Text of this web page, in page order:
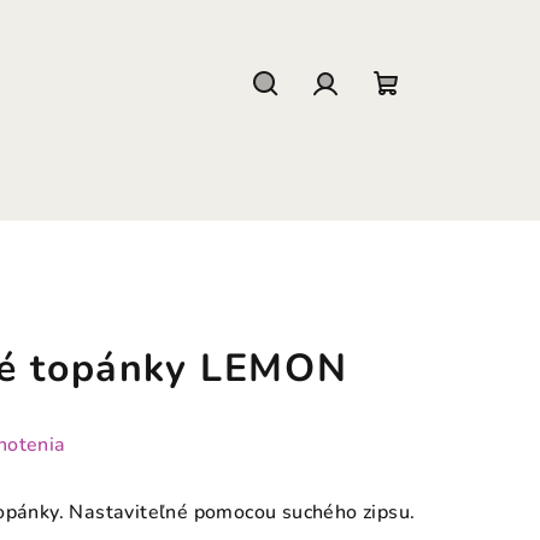
topánky LEMON
Nastaviteľné pomocou suchého zipsu.